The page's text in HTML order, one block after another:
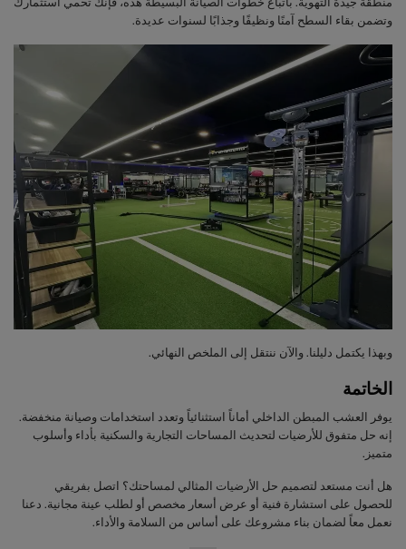
وتضمن بقاء السطح آمنًا ونظيفًا وجذابًا لسنوات عديدة.
وبهذا يكتمل دليلنا. والآن ننتقل إلى الملخص النهائي.
الخاتمة
يوفر العشب المبطن الداخلي أماناً استثنائياً وتعدد استخدامات وصيانة منخفضة.
إنه حل متفوق للأرضيات لتحديث المساحات التجارية والسكنية بأداء وأسلوب
متميز.
هل أنت مستعد لتصميم حل الأرضيات المثالي لمساحتك؟ اتصل بفريقي
للحصول على استشارة فنية أو عرض أسعار مخصص أو لطلب عينة مجانية. دعنا
نعمل معاً لضمان بناء مشروعك على أساس من السلامة والأداء.